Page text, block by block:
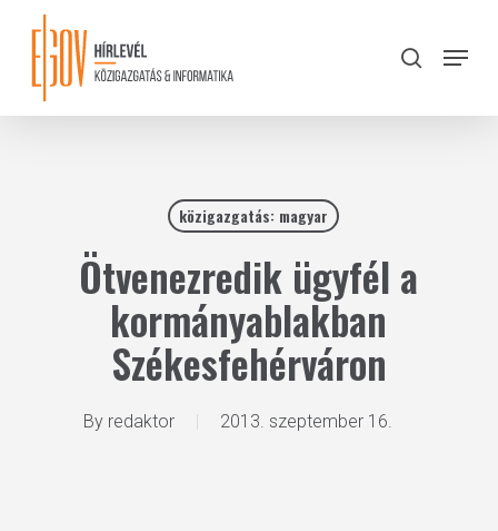
content
search
Menu
közigazgatás: magyar
Ötvenezredik ügyfél a
kormányablakban
Székesfehérváron
By redaktor 2013. szeptember 16.
Close